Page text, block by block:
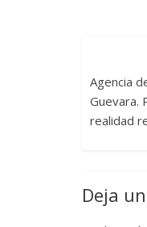
Agencia
Guevara.
realidad
Deja